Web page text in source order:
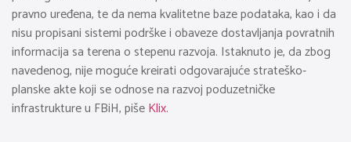
pravno uređena, te da nema kvalitetne baze podataka, kao i da
nisu propisani sistemi podrške i obaveze dostavljanja povratnih
informacija sa terena o stepenu razvoja. Istaknuto je, da zbog
navedenog, nije moguće kreirati odgovarajuće strateško-
planske akte koji se odnose na razvoj poduzetničke
infrastrukture u FBiH, pišeKlix.